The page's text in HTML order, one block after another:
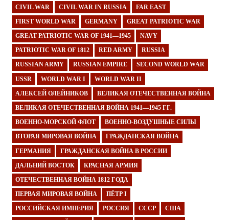
CIVIL WAR CIVIL WAR IN RUSSIA FAR EAST
FIRST WORLD WAR GERMANY GREAT PATRIOTIC WAR
GREAT PATRIOTIC WAR OF 1941—1945 NAVY
PATRIOTIC WAR OF 1812 RED ARMY RUSSIA
RUSSIAN ARMY RUSSIAN EMPIRE SECOND WORLD WAR
USSR WORLD WAR I WORLD WAR II
АЛЕКСЕЙ ОЛЕЙНИКОВ ВЕЛИКАЯ ОТЕЧЕСТВЕННАЯ ВОЙНА
ВЕЛИКАЯ ОТЕЧЕСТВЕННАЯ ВОЙНА 1941—1945 ГГ.
ВОЕННО-МОРСКОЙ ФЛОТ ВОЕННО-ВОЗДУШНЫЕ СИЛЫ
ВТОРАЯ МИРОВАЯ ВОЙНА ГРАЖДАНСКАЯ ВОЙНА
ГЕРМАНИЯ ГРАЖДАНСКАЯ ВОЙНА В РОССИИ
ДАЛЬНИЙ ВОСТОК КРАСНАЯ АРМИЯ
ОТЕЧЕСТВЕННАЯ ВОЙНА 1812 ГОДА
ПЕРВАЯ МИРОВАЯ ВОЙНА ПЁТР I
РОССИЙСКАЯ ИМПЕРИЯ РОССИЯ СССР США